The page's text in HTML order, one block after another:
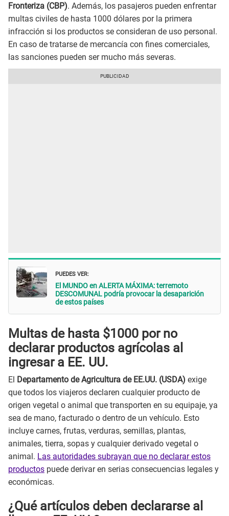
Fronteriza (CBP). Además, los pasajeros pueden enfrentar
multas civiles de hasta 1000 dólares por la primera
infracción si los productos se consideran de uso personal.
En caso de tratarse de mercancía con fines comerciales,
las sanciones pueden ser mucho más severas.
PUEDES VER:
El MUNDO en ALERTA MÁXIMA: terremoto
DESCOMUNAL podría provocar la desaparición
de estos países
Multas de hasta $1000 por no
declarar productos agrícolas al
ingresar a EE. UU.
El Departamento de Agricultura de EE.UU. (USDA) exige
que todos los viajeros declaren cualquier producto de
origen vegetal o animal que transporten en su equipaje, ya
sea de mano, facturado o dentro de un vehículo. Esto
incluye carnes, frutas, verduras, semillas, plantas,
animales, tierra, sopas y cualquier derivado vegetal o
animal. Las autoridades subrayan que no declarar estos
productos puede derivar en serias consecuencias legales y
económicas.
¿Qué artículos deben declararse al